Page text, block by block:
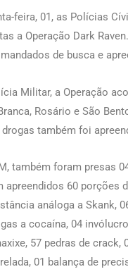
feira, 01, as Polícias
a Operação Dark
de busca e
Militar, a Operação
Rosário e São
também foi
também foram presas
apreendidos 60 porções
análoga a Skank,
a cocaína, 04
57 pedras de crack,
01 balança de